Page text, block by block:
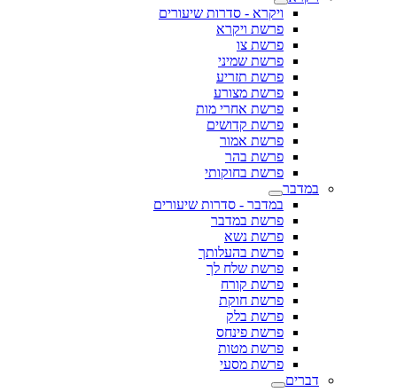
ויקרא - סדרות שיעורים
פרשת ויקרא
פרשת צו
פרשת שמיני
פרשת תזריע
פרשת מצורע
פרשת אחרי מות
פרשת קדושים
פרשת אמור
פרשת בהר
פרשת בחוקותי
במדבר
במדבר - סדרות שיעורים
פרשת במדבר
פרשת נשא
פרשת בהעלותך
פרשת שלח לך
פרשת קורח
פרשת חוקת
פרשת בלק
פרשת פינחס
פרשת מטות
פרשת מסעי
דברים